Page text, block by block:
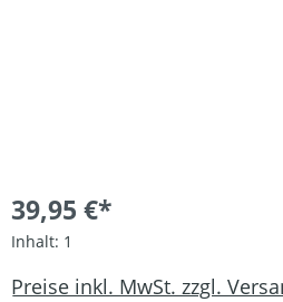
39,95 €*
Inhalt: 1
Preise inkl. MwSt. zzgl.